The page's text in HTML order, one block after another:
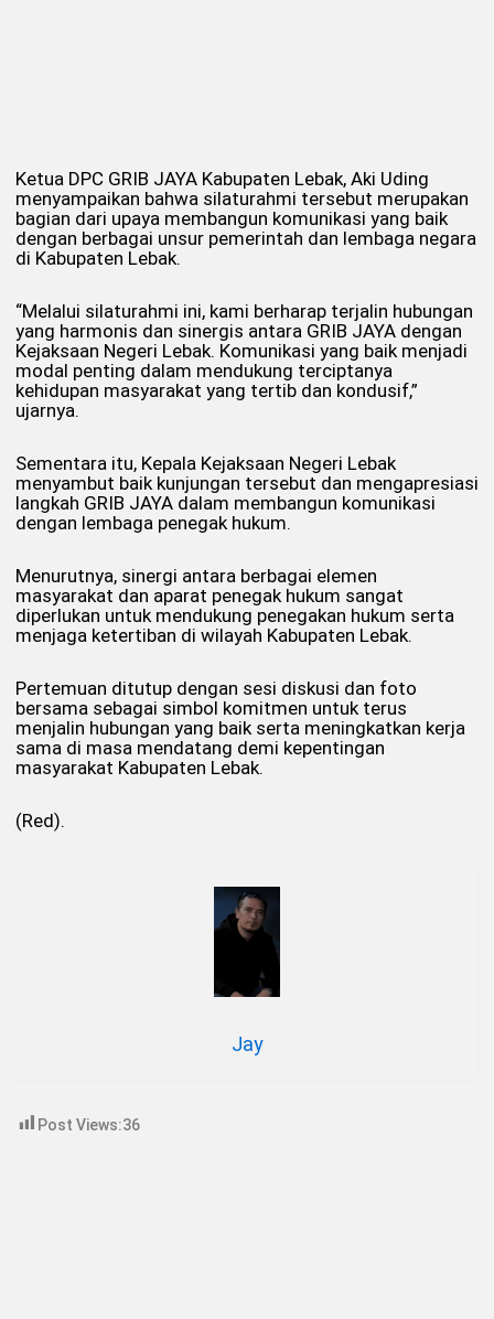
Ketua DPC GRIB JAYA Kabupaten Lebak, Aki Uding
menyampaikan bahwa silaturahmi tersebut merupakan
bagian dari upaya membangun komunikasi yang baik
dengan berbagai unsur pemerintah dan lembaga negara
di Kabupaten Lebak.
“Melalui silaturahmi ini, kami berharap terjalin hubungan
yang harmonis dan sinergis antara GRIB JAYA dengan
Kejaksaan Negeri Lebak. Komunikasi yang baik menjadi
modal penting dalam mendukung terciptanya
kehidupan masyarakat yang tertib dan kondusif,”
ujarnya.
Sementara itu, Kepala Kejaksaan Negeri Lebak
menyambut baik kunjungan tersebut dan mengapresiasi
langkah GRIB JAYA dalam membangun komunikasi
dengan lembaga penegak hukum.
Menurutnya, sinergi antara berbagai elemen
masyarakat dan aparat penegak hukum sangat
diperlukan untuk mendukung penegakan hukum serta
menjaga ketertiban di wilayah Kabupaten Lebak.
Pertemuan ditutup dengan sesi diskusi dan foto
bersama sebagai simbol komitmen untuk terus
menjalin hubungan yang baik serta meningkatkan kerja
sama di masa mendatang demi kepentingan
masyarakat Kabupaten Lebak.
(Red).
Jay
Post Views:36